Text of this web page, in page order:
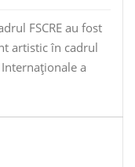
FSCRE au fost
artistic în cadrul
a